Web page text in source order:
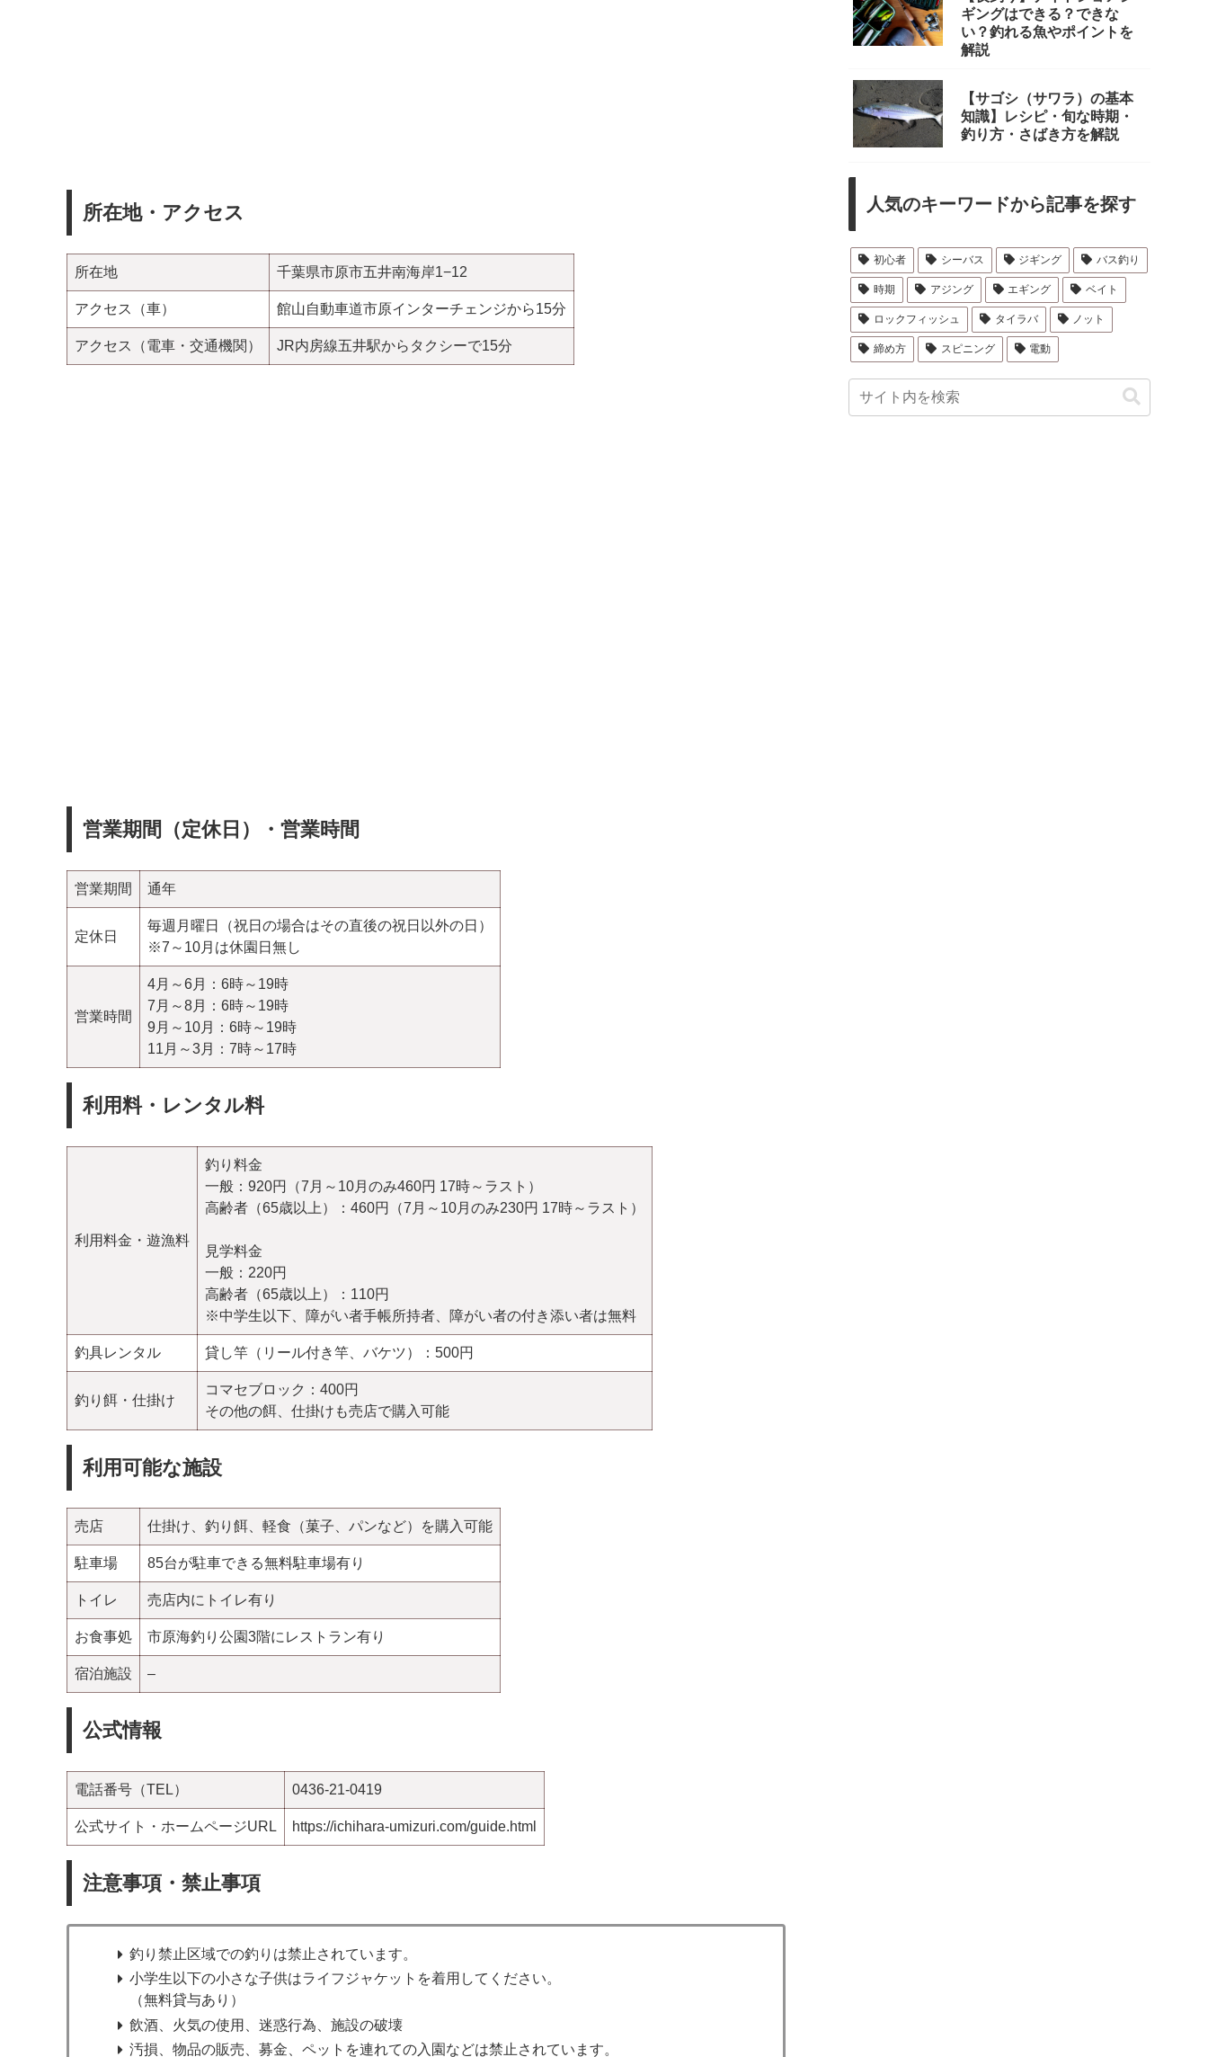
所在地・アクセス
所在地 千葉県市原市五井南海岸1−12
アクセス（車） 館山自動車道市原インターチェンジから15分
アクセス（電車・交通機関） JR内房線五井駅からタクシーで15分
営業期間（定休日）・営業時間
営業期間 通年
定休日
毎週月曜日（祝日の場合はその直後の祝日以外の日）
※7～10月は休園日無し
営業時間
4月～6月：6時～19時
7月～8月：6時～19時
9月～10月：6時～19時
11月～3月：7時～17時
利用料・レンタル料
利用料金・遊漁料
釣り料金
一般：920円（7月～10月のみ460円 17時～ラスト）
高齢者（65歳以上）：460円（7月～10月のみ230円 17時～ラスト）
見学料金
一般：220円
高齢者（65歳以上）：110円
※中学生以下、障がい者手帳所持者、障がい者の付き添い者は無料
釣具レンタル 貸し竿（リール付き竿、バケツ）：500円
釣り餌・仕掛け
コマセブロック：400円
その他の餌、仕掛けも売店で購入可能
利用可能な施設
売店 仕掛け、釣り餌、軽食（菓子、パンなど）を購入可能
駐車場 85台が駐車できる無料駐車場有り
トイレ 売店内にトイレ有り
お食事処 市原海釣り公園3階にレストラン有り
宿泊施設 –
公式情報
電話番号（TEL） 0436-21-0419
公式サイト・ホームページURL https://ichihara-umizuri.com/guide.html
注意事項・禁止事項
釣り禁止区域での釣りは禁止されています。
小学生以下の小さな子供はライフジャケットを着用してください。
（無料貸与あり）
飲酒、火気の使用、迷惑行為、施設の破壊
汚損、物品の販売、募金、ペットを連れての入園などは禁止されています。
ギングはできる？できな
い？釣れる魚やポイントを
解説
【サゴシ（サワラ）の基本
知識】レシピ・旬な時期・
釣り方・さばき方を解説
人気のキーワードから記事を探す
初心者 シーバス ジギング バス釣り
時期 アジング エギング ベイト
ロックフィッシュ タイラバ ノット
締め方 スピニング 電動